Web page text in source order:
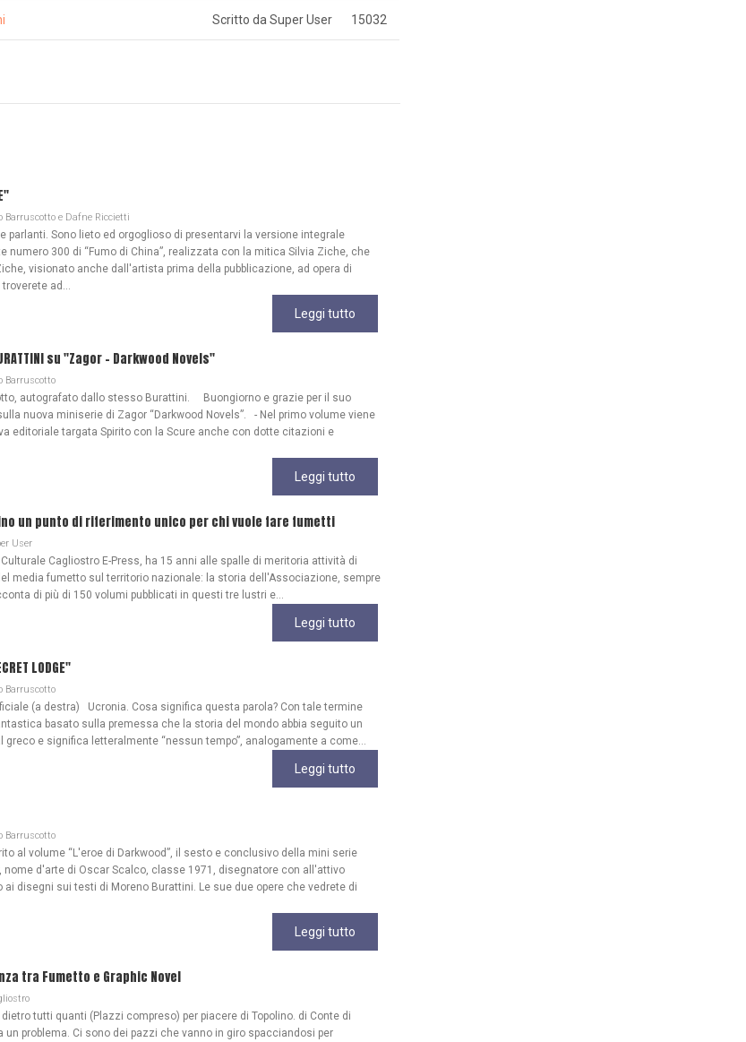
Scritto da Super User 15032
Barruscotto e Dafne Riccietti
Sono lieto ed orgoglioso di presentarvi la versione integrale
300 di “Fumo di China”, realizzata con la mitica Silvia Ziche, che
visionato anche dall'artista prima della pubblicazione, ad opera di
ad...
Leggi tutto
su "Zagor - Darkwood Novels"
Barruscotto
autografato dallo stesso Burattini. Buongiorno e grazie per il suo
nuova miniserie di Zagor “Darkwood Novels”. - Nel primo volume viene
editoriale targata Spirito con la Scure anche con dotte citazioni e
Leggi tutto
un punto di riferimento unico per chi vuole fare fumetti
User
Cagliostro E-Press, ha 15 anni alle spalle di meritoria attività di
media fumetto sul territorio nazionale: la storia dell'Associazione, sempre
di più di 150 volumi pubblicati in questi tre lustri e...
Leggi tutto
LODGE"
Barruscotto
(a destra) Ucronia. Cosa significa questa parola? Con tale termine
basato sulla premessa che la storia del mondo abbia seguito un
e significa letteralmente “nessun tempo”, analogamente a come...
Leggi tutto
Barruscotto
al volume “L'eroe di Darkwood”, il sesto e conclusivo della mini serie
nome d'arte di Oscar Scalco, classe 1971, disegnatore con all'attivo
disegni sui testi di Moreno Burattini. Le sue due opere che vedrete di
Leggi tutto
tra Fumetto e Graphic Novel
tutti quanti (Plazzi compreso) per piacere di Topolino. di Conte di
problema. Ci sono dei pazzi che vanno in giro spacciandosi per